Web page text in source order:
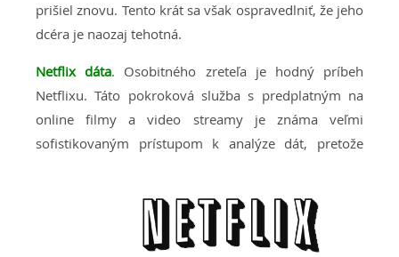
prišiel znovu. Tento krát sa však ospravedlniť, že jeho
dcéra je naozaj tehotná.
Netflix dáta. Osobitného zreteľa je hodný príbeh
Netflixu. Táto pokroková služba s predplatným na
online filmy a video streamy je známa veľmi
sofistikovaným prístupom k analýze dát, pretože